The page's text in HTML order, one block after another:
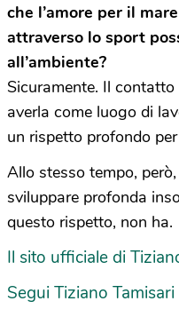
che l’amore per il
attraverso lo sport
all’ambiente?
Sicuramente. Il
averla come luogo di
un rispetto profondo
Allo stesso tempo,
sviluppare profonda
questo rispetto, non ha.
Il sito ufficiale di
Segui Tiziano